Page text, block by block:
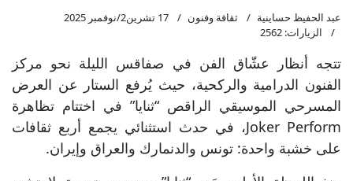
عبد الحفيظ حساينية ثقافة وفنون
17 تشرين2/نوفمبر 2025
الزيارات: 2562
تتجه أنظار عشّاق الفن في صفاقس الليلة نحو مركز
الفنون الدرامية والركحية، حيث يُرفع الستار عن العرض
المسرحي الموسيقي الراقص “ثنايا” في اختتام تظاهرة
Joker Perform، في حدث استثنائي يجمع أربع ثقافات
على خشبة واحدة: تونس والدنمارك والعراق وإيران.